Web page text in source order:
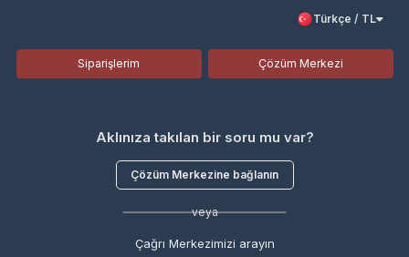
Türkçe / TL
Siparişlerim Çözüm Merkezi
Aklınıza takılan bir soru mu var?
Çözüm Merkezine bağlanın
veya
Çağrı Merkezimizi arayın